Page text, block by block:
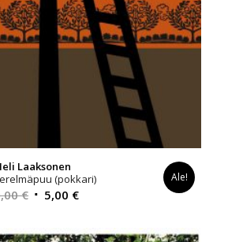
Laaksonen
(pokkari)
€ Alkuperäinen
oli:
5,00 €Nykyinen
on:
Ale!